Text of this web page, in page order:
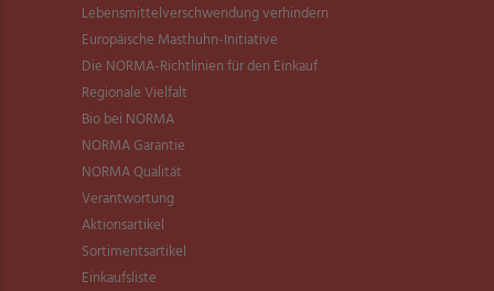
Lebensmittel­verschwendung verhindern
Europäische Masthuhn-Initiative
Die NORMA-Richtlinien für den Einkauf
Regionale Vielfalt
Bio bei NORMA
NORMA Garantie
NORMA Qualität
Verantwortung
Aktionsartikel
Sortimentsartikel
Einkaufsliste